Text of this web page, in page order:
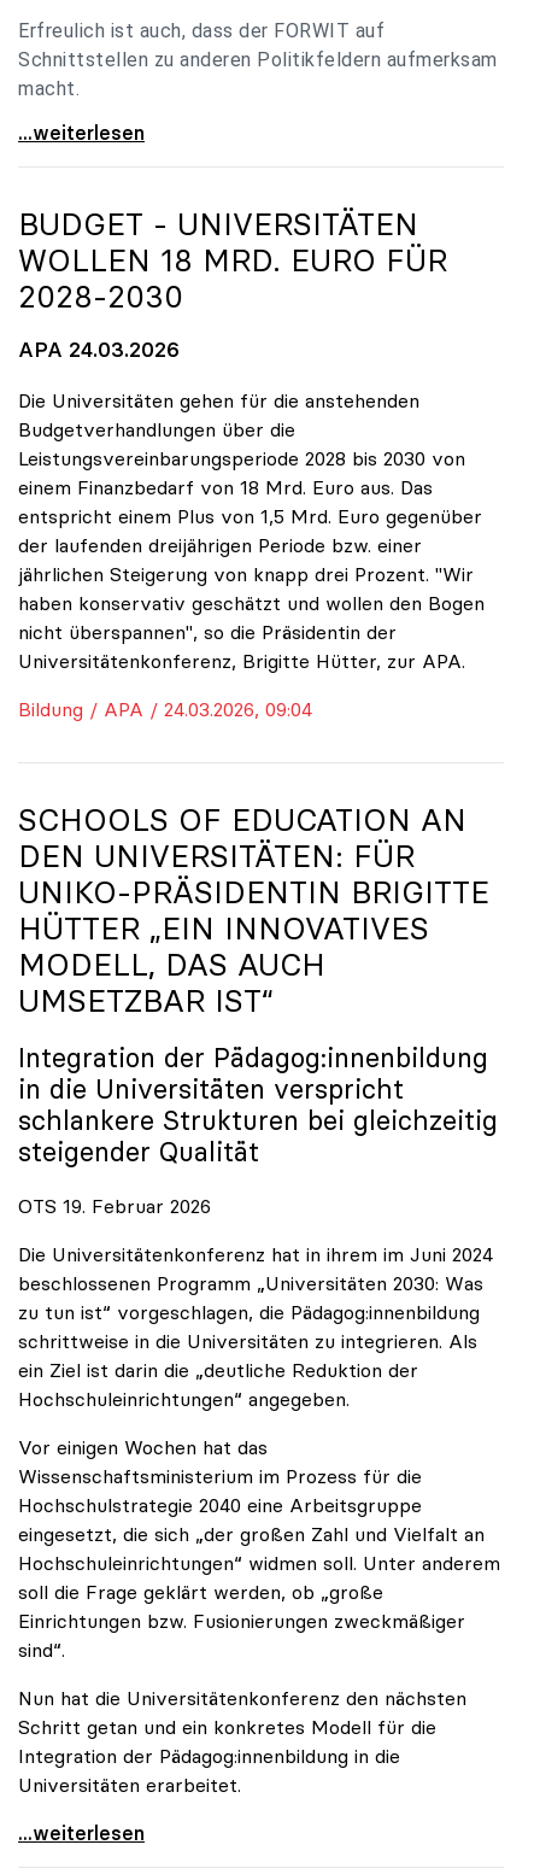
Erfreulich ist auch, dass der FORWIT auf
Schnittstellen zu anderen Politikfeldern aufmerksam
macht.
uniko zu FORWIT-Analyse: Wichtige Themen
...weiterlesen
BUDGET - UNIVERSITÄTEN
WOLLEN 18 MRD. EURO FÜR
2028-2030
APA 24.03.2026
Die Universitäten gehen für die anstehenden
Budgetverhandlungen über die
Leistungsvereinbarungsperiode 2028 bis 2030 von
einem Finanzbedarf von 18 Mrd. Euro aus. Das
entspricht einem Plus von 1,5 Mrd. Euro gegenüber
der laufenden dreijährigen Periode bzw. einer
jährlichen Steigerung von knapp drei Prozent. "Wir
haben konservativ geschätzt und wollen den Bogen
nicht überspannen", so die Präsidentin der
Universitätenkonferenz, Brigitte Hütter, zur APA.
Bildung / APA / 24.03.2026, 09:04
SCHOOLS OF EDUCATION AN
DEN UNIVERSITÄTEN: FÜR
UNIKO-PRÄSIDENTIN BRIGITTE
HÜTTER „EIN INNOVATIVES
MODELL, DAS AUCH
UMSETZBAR IST“
Integration der Pädagog:innenbildung
in die Universitäten verspricht
schlankere Strukturen bei gleichzeitig
steigender Qualität
OTS 19. Februar 2026
Die Universitätenkonferenz hat in ihrem im Juni 2024
beschlossenen Programm „Universitäten 2030: Was
zu tun ist“ vorgeschlagen, die Pädagog:innenbildung
schrittweise in die Universitäten zu integrieren. Als
ein Ziel ist darin die „deutliche Reduktion der
Hochschuleinrichtungen“ angegeben.
Vor einigen Wochen hat das
Wissenschaftsministerium im Prozess für die
Hochschulstrategie 2040 eine Arbeitsgruppe
eingesetzt, die sich „der großen Zahl und Vielfalt an
Hochschuleinrichtungen“ widmen soll. Unter anderem
soll die Frage geklärt werden, ob „große
Einrichtungen bzw. Fusionierungen zweckmäßiger
sind“.
Nun hat die Universitätenkonferenz den nächsten
Schritt getan und ein konkretes Modell für die
Integration der Pädagog:innenbildung in die
Universitäten erarbeitet.
Schools of Education an den Universitäten: Für
...weiterlesen